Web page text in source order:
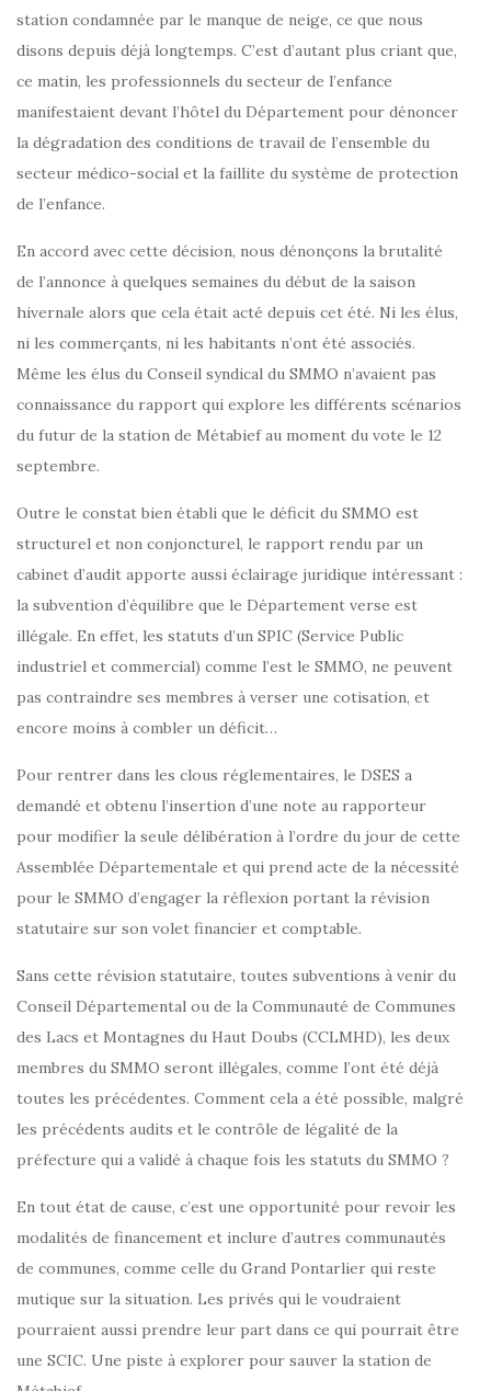
station condamnée par le manque de neige, ce que nous
disons depuis déjà longtemps. C’est d’autant plus criant que,
ce matin, les professionnels du secteur de l’enfance
manifestaient devant l’hôtel du Département pour dénoncer
la dégradation des conditions de travail de l’ensemble du
secteur médico-social et la faillite du système de protection
de l’enfance.
En accord avec cette décision, nous dénonçons la brutalité
de l’annonce à quelques semaines du début de la saison
hivernale alors que cela était acté depuis cet été. Ni les élus,
ni les commerçants, ni les habitants n’ont été associés.
Même les élus du Conseil syndical du SMMO n’avaient pas
connaissance du rapport qui explore les différents scénarios
du futur de la station de Métabief au moment du vote le 12
septembre.
Outre le constat bien établi que le déficit du SMMO est
structurel et non conjoncturel, le rapport rendu par un
cabinet d’audit apporte aussi éclairage juridique intéressant :
la subvention d’équilibre que le Département verse est
illégale. En effet, les statuts d’un SPIC (Service Public
industriel et commercial) comme l’est le SMMO, ne peuvent
pas contraindre ses membres à verser une cotisation, et
encore moins à combler un déficit…
Pour rentrer dans les clous réglementaires, le DSES a
demandé et obtenu l’insertion d’une note au rapporteur
pour modifier la seule délibération à l’ordre du jour de cette
Assemblée Départementale et qui prend acte de la nécessité
pour le SMMO d’engager la réflexion portant la révision
statutaire sur son volet financier et comptable.
Sans cette révision statutaire, toutes subventions à venir du
Conseil Départemental ou de la Communauté de Communes
des Lacs et Montagnes du Haut Doubs (CCLMHD), les deux
membres du SMMO seront illégales, comme l’ont été déjà
toutes les précédentes. Comment cela a été possible, malgré
les précédents audits et le contrôle de légalité de la
préfecture qui a validé à chaque fois les statuts du SMMO ?
En tout état de cause, c’est une opportunité pour revoir les
modalités de financement et inclure d’autres communautés
de communes, comme celle du Grand Pontarlier qui reste
mutique sur la situation. Les privés qui le voudraient
pourraient aussi prendre leur part dans ce qui pourrait être
une SCIC. Une piste à explorer pour sauver la station de